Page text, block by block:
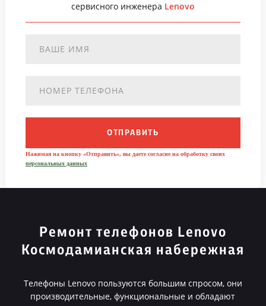
сервисного инженера Lenovo
ОТПРАВИТЬ
Нажимая на кнопку «Отправить», вы даете согласие на обработку своих
персональных данных
Ремонт телефонов Lenovo
Космодамианская набережная
Телефоны Lenovo пользуются большим спросом, они
производительные, функциональные и обладают